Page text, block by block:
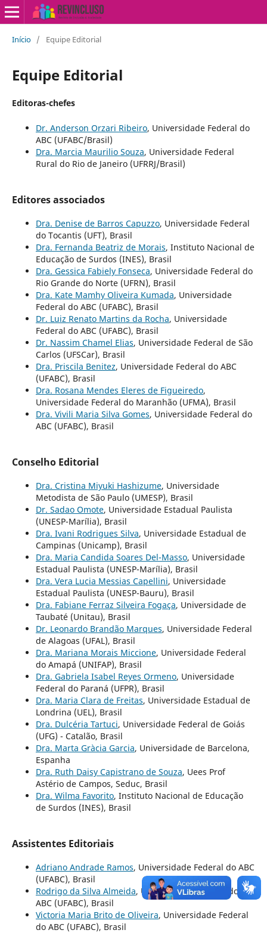
Início / Equipe Editorial
Equipe Editorial
Editoras-chefes
Dr. Anderson Orzari Ribeiro, Universidade Federal do
ABC (UFABC/Brasil)
Dra. Marcia Maurilio Souza, Universidade Federal
Rural do Rio de Janeiro (UFRRJ/Brasil)
Editores associados
Dra. Denise de Barros Capuzzo, Universidade Federal
do Tocantis (UFT), Brasil
Dra. Fernanda Beatriz de Morais, Instituto Nacional de
Educação de Surdos (INES), Brasil
Dra. Gessica Fabiely Fonseca, Universidade Federal do
Rio Grande do Norte (UFRN), Brasil
Dra. Kate Mamhy Oliveira Kumada, Universidade
Federal do ABC (UFABC), Brasil
Dr. Luiz Renato Martins da Rocha, Universidade
Federal do ABC (UFABC), Brasil
Dr. Nassim Chamel Elias, Universidade Federal de São
Carlos (UFSCar), Brasil
Dra. Priscila Benitez, Universidade Federal do ABC
(UFABC), Brasil
Dra. Rosana Mendes Eleres de Figueiredo,
Universidade Federal do Maranhão (UFMA), Brasil
Dra. Vivili Maria Silva Gomes, Universidade Federal do
ABC (UFABC), Brasil
Conselho Editorial
Dra. Cristina Miyuki Hashizume, Universidade
Metodista de São Paulo (UMESP), Brasil
Dr. Sadao Omote, Universidade Estadual Paulista
(UNESP-Marília), Brasil
Dra. Ivani Rodrigues Silva, Universidade Estadual de
Campinas (Unicamp), Brasil
Dra. Maria Candida Soares Del-Masso, Universidade
Estadual Paulista (UNESP-Marília), Brasil
Dra. Vera Lucia Messias Capellini, Universidade
Estadual Paulista (UNESP-Bauru), Brasil
Dra. Fabiane Ferraz Silveira Fogaça, Universidade de
Taubaté (Unitau), Brasil
Dr. Leonardo Brandão Marques, Universidade Federal
de Alagoas (UFAL), Brasil
Dra. Mariana Morais Miccione, Universidade Federal
do Amapá (UNIFAP), Brasil
Dra. Gabriela Isabel Reyes Ormeno, Universidade
Federal do Paraná (UFPR), Brasil
Dra. Maria Clara de Freitas, Universidade Estadual de
Londrina (UEL), Brasil
Dra. Dulcéria Tartuci, Universidade Federal de Goiás
(UFG) - Catalão, Brasil
Dra. Marta Gràcia Garcia, Universidade de Barcelona,
Espanha
Dra. Ruth Daisy Capistrano de Souza, Uees Prof
Astério de Campos, Seduc, Brasil
Dra. Wilma Favorito, Instituto Nacional de Educação
de Surdos (INES), Brasil
Assistentes Editoriais
Adriano Andrade Ramos, Universidade Federal do ABC
(UFABC), Brasil
Rodrigo da Silva Almeida, Universidade Federal do
ABC (UFABC), Brasil
Victoria Maria Brito de Oliveira, Universidade Federal
do ABC (UFABC), Brasil